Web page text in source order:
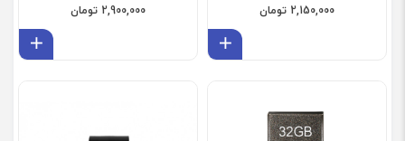
2,150,000 تومان
2,900,000 تومان